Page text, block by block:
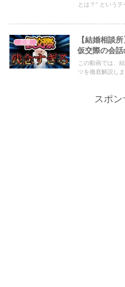
とは？" というテ
恋愛
【結婚相談
仮交際の会話
この動画では、
ツを徹底解説し
スポン